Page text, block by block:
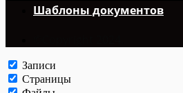
Шаблоны документов
Записи
Страницы